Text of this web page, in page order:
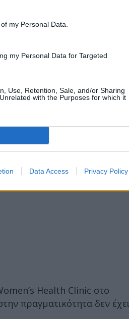
my Personal Data.
my Personal Data for Targeted
Use, Retention, Sale, and/or Sharing
with the Purposes for which it
Data Access Privacy Policy
Health Clinic στο
πραγματικότητα δεν έχει